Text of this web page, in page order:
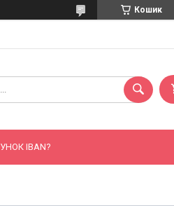
Кошик
IBAN?